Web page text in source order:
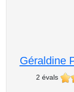
Géraldine
2 évals